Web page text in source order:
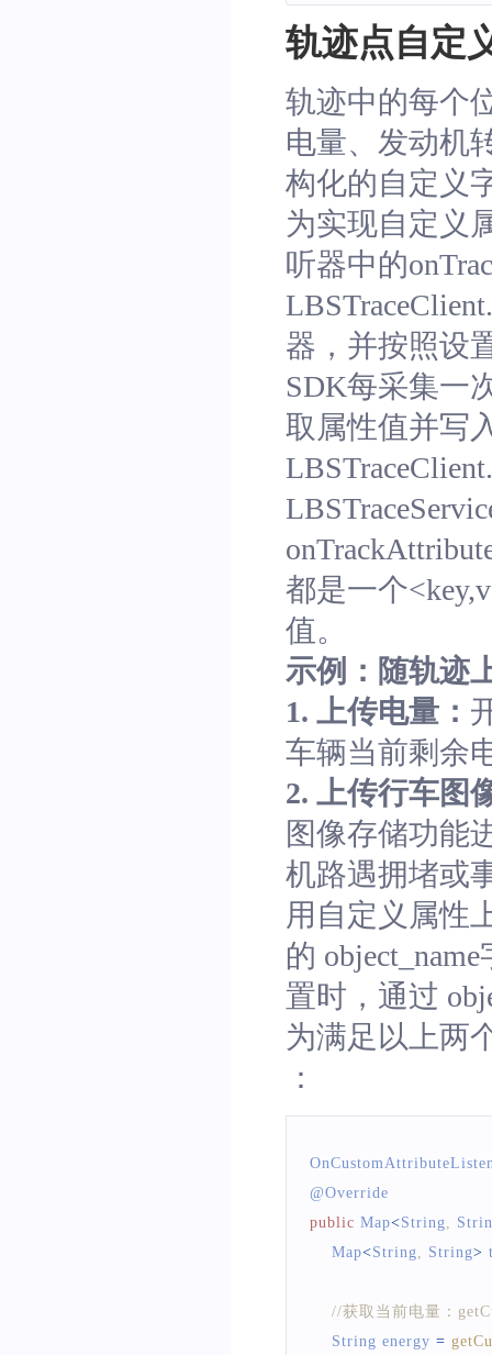
轨迹点自定
轨迹中的每个
电量、发动机
构化的自定义
为实现自定义
听器中的
器，并按照设
SDK每采集一
取属性值并写
都是一个
值。
示例：随轨迹
1. 上传电量：
车辆当前剩余
2. 上传行车图
图像存储功能
机路遇拥堵或
用自定义属性
的
置时，通过
为满足以上两
：
@Override
public Map<String
Map<String String>
//获取当前电量：
String energy =